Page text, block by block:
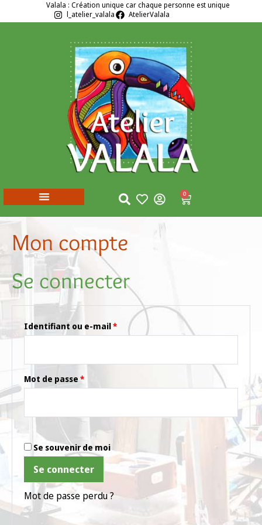
Valala : Création unique car chaque personne est unique
l_atelier_valala
AtelierValala
0
Mon compte
Se connecter
Identifiant ou e-mail*
Mot de passe *
Se souvenir de moi
Se connecter
Mot de passe perdu ?